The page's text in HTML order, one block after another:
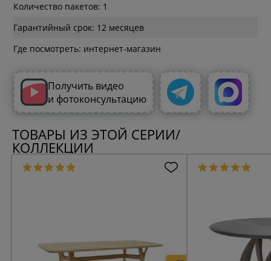
Количество пакетов: 1
Гарантийный срок: 12 месяцев
Где посмотреть: интернет-магазин
Получить видео
и фотоконсультацию
ТОВАРЫ ИЗ ЭТОЙ СЕРИИ/
КОЛЛЕКЦИИ